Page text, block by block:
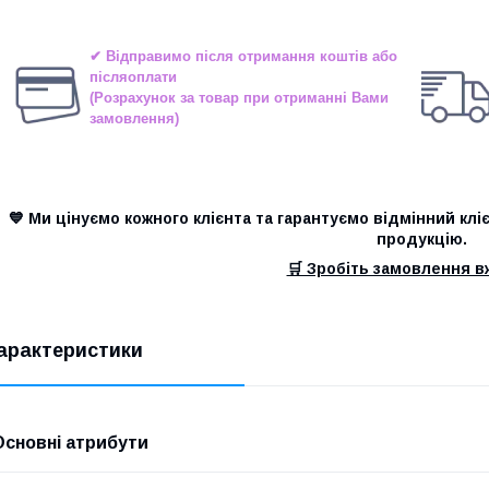
✔ Відправимо після отримання коштів або
післяоплати
(Розрахунок за товар при отриманні Вами
замовлення)
💙 Ми цінуємо кожного клієнта та гарантуємо відмінний
продукцію.
🛒 Зробіть замовлення
атрибути